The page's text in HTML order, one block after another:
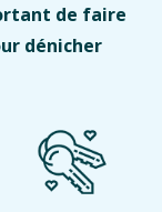
de faire
dénicher